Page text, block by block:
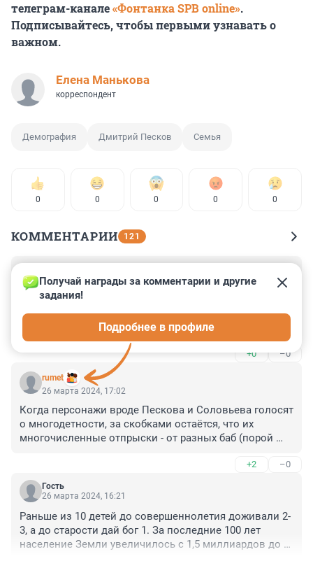
телеграм-канале«Фонтанка SPB online».
Подписывайтесь, чтобы первыми узнавать о
важном.
Елена Манькова
корреспондент
Демография Дмитрий Песков Семья
0 0 0 0 0
КОММЕНТАРИИ 121
26 марта 2024, 18:19
Многодетность должна стать модной. Д. Песков. 2024
год. ВИА ,,Верасы". ,,Я у бабушки живу" 2013 год. Что
же будет на земле через сто ближайших лет, если
мода на детей совсем пройдёт! Проснулся? Вопрос
только кто?
+0 –0
rumet
Получай награды за комментарии и другие
задания!
Подробнее в профиле
26 марта 2024, 17:02
Когда персонажи вроде Пескова и Соловьева голосят
о многодетности, за скобками остаётся, что их
многочисленные отпрыски - от разных баб (порой
В итоге фронтмены многодетности детей своих
практически не воспитывали, большинство деток
проживает припеваючи в странах проклятого запада,
женских тряпках и накрашенный как на панель - по
подиуму.
Больше - не значит лучше. И сами рекламщики
+2 –0
Гость
26 марта 2024, 16:21
Раньше из 10 детей до совершеннолетия доживали 2-
3, а до старости дай бог 1. За последние 100 лет
население Земли увеличилось с 1,5 миллиардов до 8,